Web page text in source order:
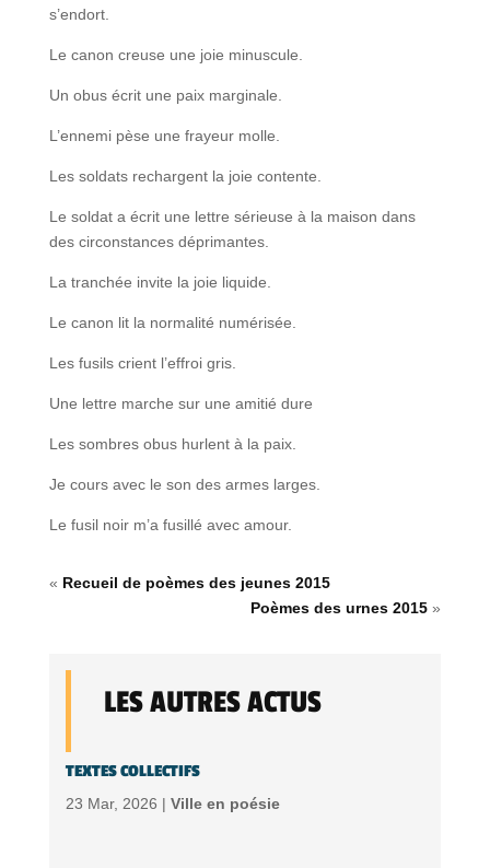
s’endort.
Le canon creuse une joie minuscule.
Un obus écrit une paix marginale.
L’ennemi pèse une frayeur molle.
Les soldats rechargent la joie contente.
Le soldat a écrit une lettre sérieuse à la maison dans
des circonstances déprimantes.
La tranchée invite la joie liquide.
Le canon lit la normalité numérisée.
Les fusils crient l’effroi gris.
Une lettre marche sur une amitié dure
Les sombres obus hurlent à la paix.
Je cours avec le son des armes larges.
Le fusil noir m’a fusillé avec amour.
« Recueil de poèmes des jeunes 2015
Poèmes des urnes 2015 »
LES AUTRES ACTUS
TEXTES COLLECTIFS
23 Mar, 2026 | Ville en poésie